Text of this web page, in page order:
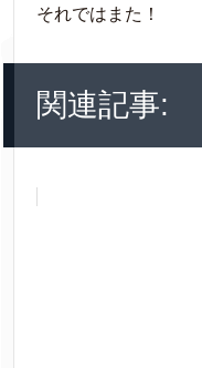
それではまた！
関連記事: